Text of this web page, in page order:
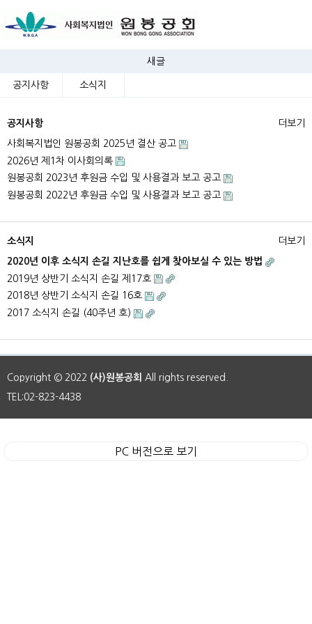
새글
공지사항 소식지
공지사항
사회복지법인 원봉공회 2025년 결산 공고
2026년 제1차 이사회의록
원봉공회 2023년 후원금 수입 및 사용결과 보고 공고
원봉공회 2022년 후원금 수입 및 사용결과 보고 공고
더보기
소식지
2020년 이후 소식지 손길 지난호를 쉽게 찾아보실 수 있는 방법
2019년 상반기 소식지 손길 제17호
2018년 상반기 소식지 손길 16호
2017 소식지 손길 (40주년 호)
더보기
Copyright © 2022 (사)원봉공회 All rights reserved.
TEL:02-823-4438
PC 버전으로 보기